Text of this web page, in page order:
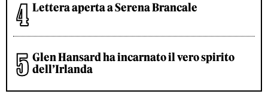
Lettera aperta a Serena Brancale
Glen Hansard ha incarnato il vero spirito
dell’Irlanda